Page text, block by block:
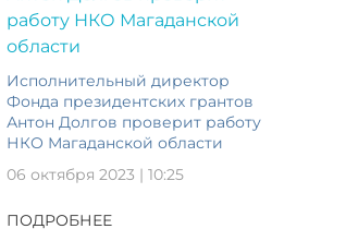
Исполнительный директор
Фонда президентских грантов
Антон Долгов проверит работу
НКО Магаданской области
06 октября 2023 | 10:25
ПОДРОБНЕЕ